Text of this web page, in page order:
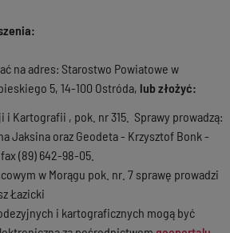
na adres: Starostwo Powiatowe w
5, 14-100 Ostróda, lub złożyć:
i Kartografii , pok. nr 315. Sprawy prowadzą:
Jaksina oraz Geodeta - Krzysztof Bonk -
(89) 642-98-05.
w Morągu pok. nr. 7 sprawę prowadzi
Łazicki
i kartograficznych mogą być